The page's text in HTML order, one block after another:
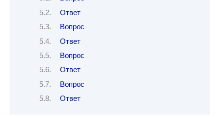
Ответ
Вопрос
Ответ
Вопрос
Ответ
Вопрос
Ответ